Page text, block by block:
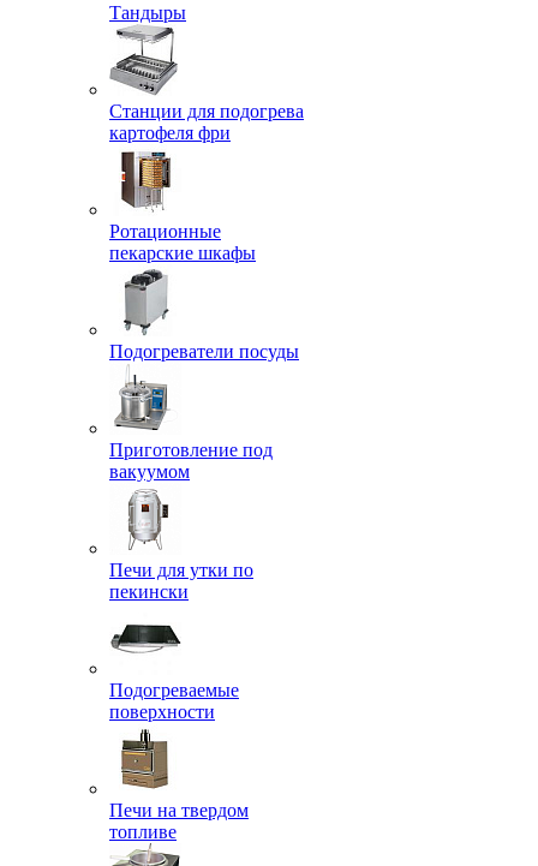
Тандыры
Станции для подогрева
картофеля фри
Ротационные
пекарские шкафы
Подогреватели посуды
Приготовление под
вакуумом
Печи для утки по
пекински
Подогреваемые
поверхности
Печи на твердом
топливе